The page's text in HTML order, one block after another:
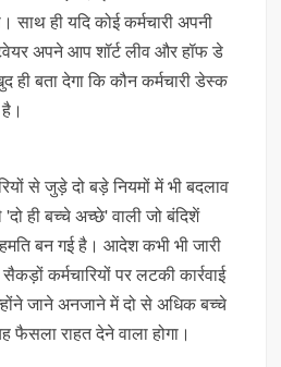
साथ ही यदि कोई कर्मचारी अपनी
अपने आप शॉर्ट लीव और हॉफ डे
ही बता देगा कि कौन कर्मचारी डेस्क
से जुड़े दो बड़े नियमों में भी बदलाव
ही बच्चे अच्छे' वाली जो बंदिशें
बन गई है। आदेश कभी भी जारी
कर्मचारियों पर लटकी कार्रवाई
जाने अनजाने में दो से अधिक बच्चे
फैसला राहत देने वाला होगा।